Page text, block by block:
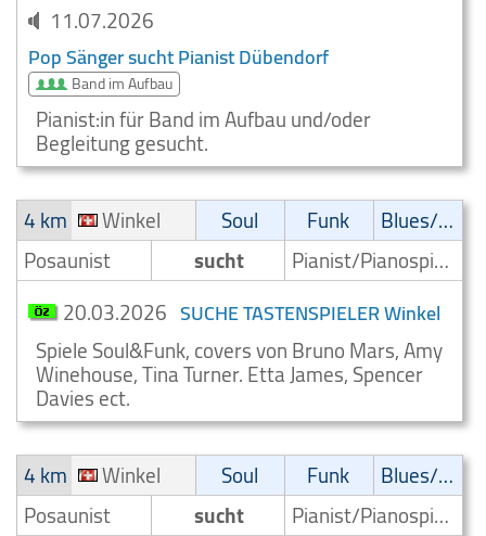
11.07.2026
Pop Sänger sucht Pianist Dübendorf
Band im Aufbau
Pianist:in für Band im Aufbau und/oder
Begleitung gesucht.
4 km
Winkel Soul Funk
Blues/Swing
Posaunist
sucht
Pianist/Pianospieler
20.03.2026 SUCHE TASTENSPIELER Winkel
Spiele Soul&Funk, covers von Bruno Mars, Amy
Winehouse, Tina Turner. Etta James, Spencer
Davies ect.
4 km
Winkel Soul Funk
Blues/Swing
Posaunist
sucht
Pianist/Pianospieler